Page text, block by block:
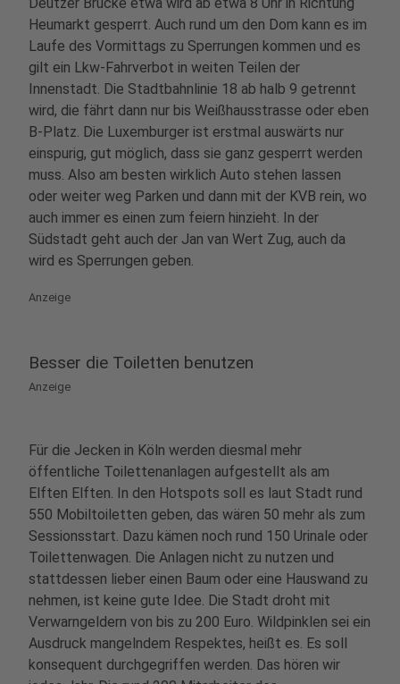
Heumarkt gesperrt. Auch rund um den Dom kann es im
Laufe des Vormittags zu Sperrungen kommen und es
gilt ein Lkw-Fahrverbot in weiten Teilen der
Innenstadt. Die Stadtbahnlinie 18 ab halb 9 getrennt
wird, die fährt dann nur bis Weißhausstrasse oder eben
B-Platz. Die Luxemburger ist erstmal auswärts nur
einspurig, gut möglich, dass sie ganz gesperrt werden
muss. Also am besten wirklich Auto stehen lassen
oder weiter weg Parken und dann mit der KVB rein, wo
auch immer es einen zum feiern hinzieht. In der
Südstadt geht auch der Jan van Wert Zug, auch da
wird es Sperrungen geben.
Anzeige
Besser die Toiletten benutzen
Anzeige
Für die Jecken in Köln werden diesmal mehr
öffentliche Toilettenanlagen aufgestellt als am
Elften Elften. In den Hotspots soll es laut Stadt rund
550 Mobiltoiletten geben, das wären 50 mehr als zum
Sessionsstart. Dazu kämen noch rund 150 Urinale oder
Toilettenwagen. Die Anlagen nicht zu nutzen und
stattdessen lieber einen Baum oder eine Hauswand zu
nehmen, ist keine gute Idee. Die Stadt droht mit
Verwarngeldern von bis zu 200 Euro. Wildpinklen sei ein
Ausdruck mangelndem Respektes, heißt es. Es soll
konsequent durchgegriffen werden. Das hören wir